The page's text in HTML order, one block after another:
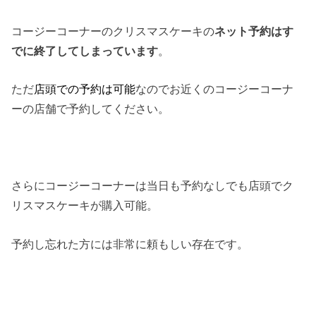
コージーコーナーのクリスマスケーキのネット予約はす
でに終了してしまっています。
ただ店頭での予約は可能なのでお近くのコージーコーナ
ーの店舗で予約してください。
さらにコージーコーナーは当日も予約なしでも店頭でク
リスマスケーキが購入可能。
予約し忘れた方には非常に頼もしい存在です。